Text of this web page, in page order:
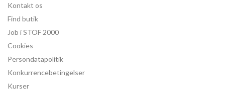
Kontakt os
Find butik
Job i STOF 2000
Cookies
Persondatapolitik
Konkurrencebetingelser
Kurser